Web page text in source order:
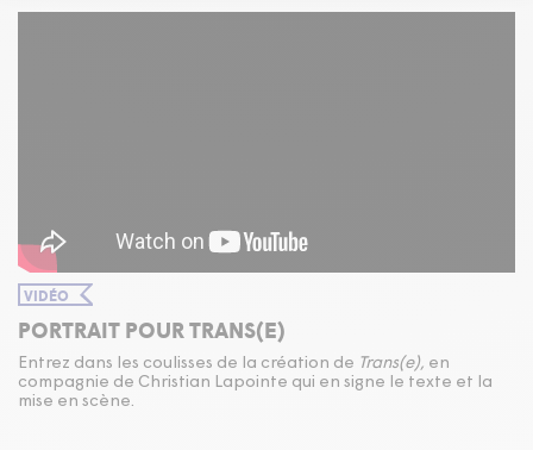
VIDÉO
PORTRAIT POUR TRANS(E)
Entrez dans les coulisses de la création de Trans(e), en
compagnie de Christian Lapointe qui en signe le texte et la
mise en scène.